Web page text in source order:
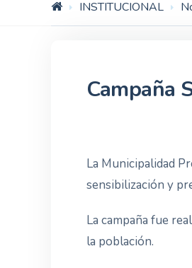
INSTITUCIONAL
Campaña
La Municipalidad
sensibilización y
La campaña fue
la población.